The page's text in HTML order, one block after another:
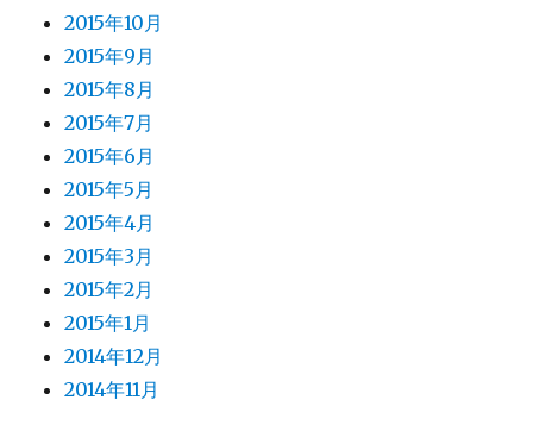
2015年10月
2015年9月
2015年8月
2015年7月
2015年6月
2015年5月
2015年4月
2015年3月
2015年2月
2015年1月
2014年12月
2014年11月